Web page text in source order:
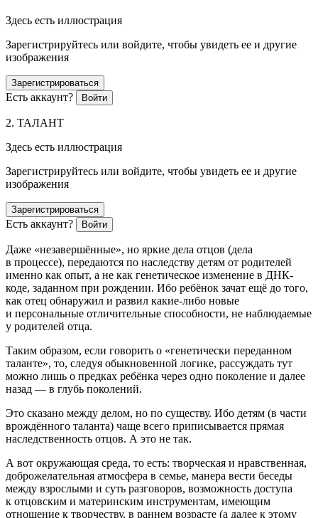
Здесь есть иллюстрация
Зарегистрируйтесь или войдите, чтобы увидеть ее и другие
изображения
Зарегистрироваться
Есть аккаунт? Войти
2. ТАЛАНТ
Здесь есть иллюстрация
Зарегистрируйтесь или войдите, чтобы увидеть ее и другие
изображения
Зарегистрироваться
Есть аккаунт? Войти
Даже «незавершённые», но яркие дела отцов (дела
в процессе), передаются по наследству детям от родителей
именно как опыт, а не как генетическое изменение в ДНК-
коде, заданном при рождении. Ибо ребёнок зачат ещё до того,
как отец обнаружил и развил какие-либо новые
и персональные отличительные способности, не наблюдаемые
у родителей отца.
Таким образом, если говорить о «генетически переданном
таланте», то, следуя обыкновенной логике, рассуждать тут
можно лишь о предках ребёнка через одно поколение и далее
назад — в глубь поколений.
Это сказано между делом, но по существу. Ибо детям (в части
врождённого таланта) чаще всего приписывается прямая
наследственность отцов. А это не так.
А вот окружающая среда, то есть: творческая и нравственная,
доброжелательная атмосфера в семье, манера вести беседы
между взрослыми и суть разговоров, возможность доступа
к отцовским и материнским инструментам, имеющим
отношение к творчеству, в раннем возрасте (а далее к этому